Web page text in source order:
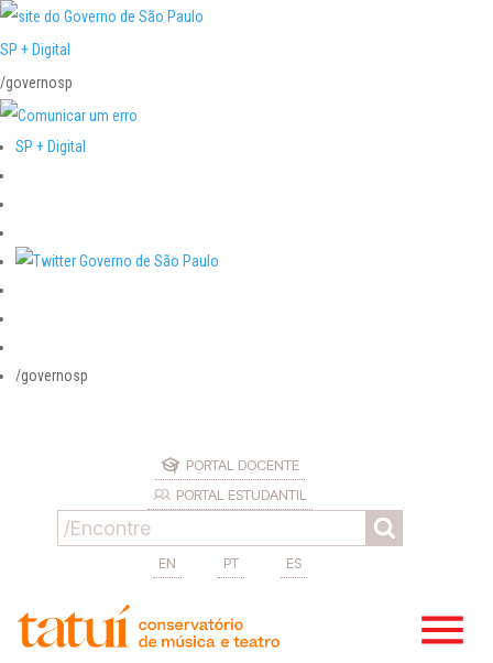
SP + Digital
/governosp
SP + Digital
/governosp
PORTAL DOCENTE
PORTAL ESTUDANTIL
EN PT ES